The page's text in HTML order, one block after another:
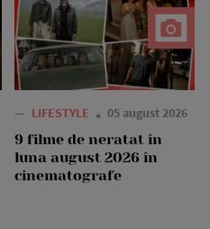
— LIFESTYLE 05 august 2026
9 filme de neratat în
luna august 2026 în
cinematografe